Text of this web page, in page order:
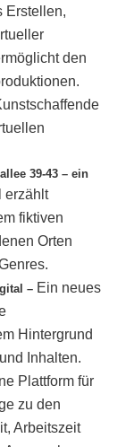
Erstellen,
den
39-43 – ein
erzählt
fiktiven
Orten
– Ein neues
Hintergrund
Inhalten.
Plattform für
zu den
Arbeitszeit